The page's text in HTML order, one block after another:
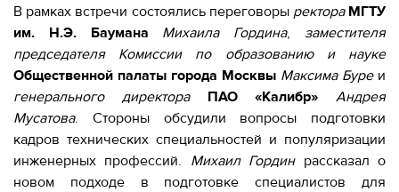
9:00 - 17:00 Пт.
280-
17-
17
+7
(495)
280-
45-
55
В рамках встречи состоялись переговоры ректора МГТУ
им. Н.Э. Баумана
Михаила Гордина, заместителя
председателя Комиссии по образованию и науке
Общественной палаты города Москвы Максима Буреи
генерального директора
ПАО «Калибр»
Андрея
Мусатова. Стороны обсудили вопросы подготовки
кадров технических специальностей и популяризации
инженерных профессий. Михаил Гординрассказал о
новом подходе в подготовке специалистов для